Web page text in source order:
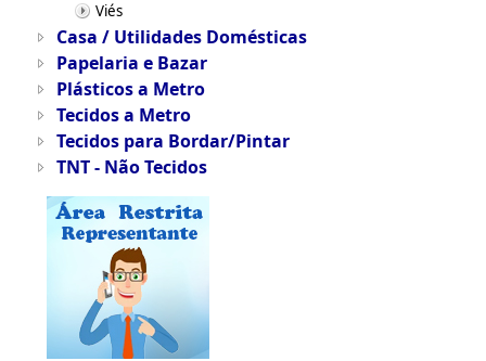
Viés
Casa / Utilidades Domésticas
Papelaria e Bazar
Plásticos a Metro
Tecidos a Metro
Tecidos para Bordar/Pintar
TNT - Não Tecidos